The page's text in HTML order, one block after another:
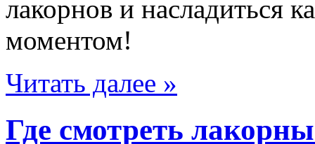
лакорнов и насладиться
моментом!
Читать далее »
Где смотреть